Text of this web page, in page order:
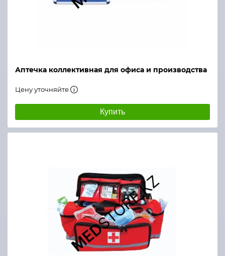
Аптечка коллективная для офиса и производства
Цену уточняйте
Купить